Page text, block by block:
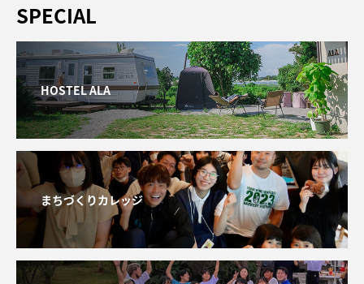
SPECIAL
HOSTEL ALA
まちづくりカレッジ